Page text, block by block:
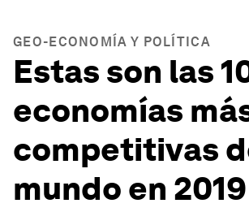
GEO-ECONOMÍA Y POLÍTICA
Estas son las
economías
competitivas
mundo en 2019